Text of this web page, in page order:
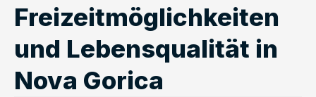
Freizeitmöglichkeiten
und Lebensqualität in
Nova Gorica